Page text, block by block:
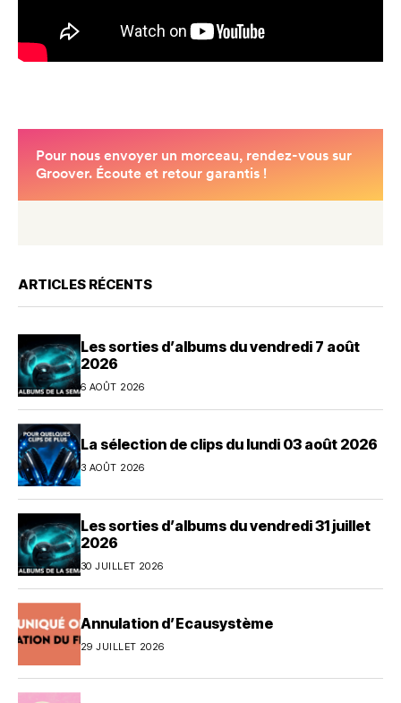
ARTICLES RÉCENTS
Les sorties d’albums du vendredi 7 août
2026
6 AOÛT 2026
La sélection de clips du lundi 03 août 2026
3 AOÛT 2026
Les sorties d’albums du vendredi 31 juillet
2026
30 JUILLET 2026
Annulation d’Ecausystème
29 JUILLET 2026